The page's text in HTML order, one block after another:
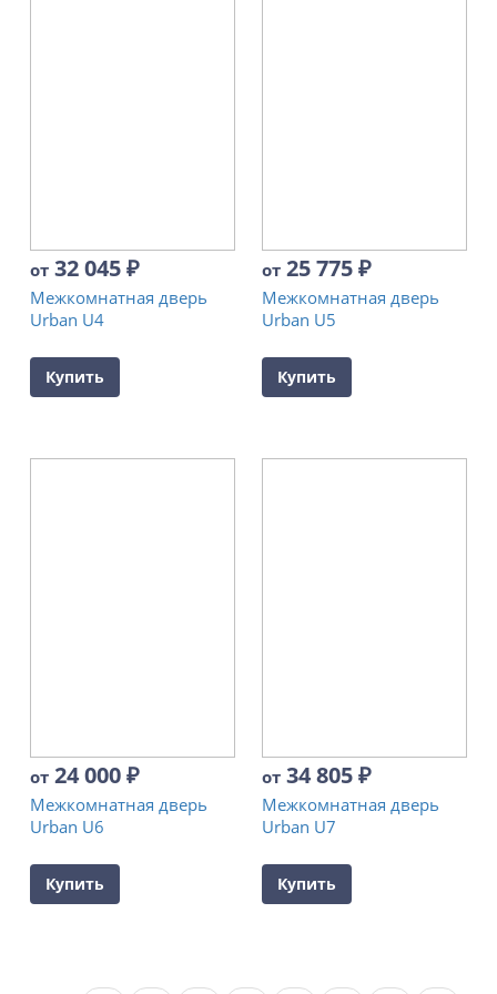
от 32 045₽
Межкомнатная дверь
Urban U4
Купить
от 25 775₽
Межкомнатная дверь
Urban U5
Купить
от 24 000₽
Межкомнатная дверь
Urban U6
Купить
от 34 805₽
Межкомнатная дверь
Urban U7
Купить